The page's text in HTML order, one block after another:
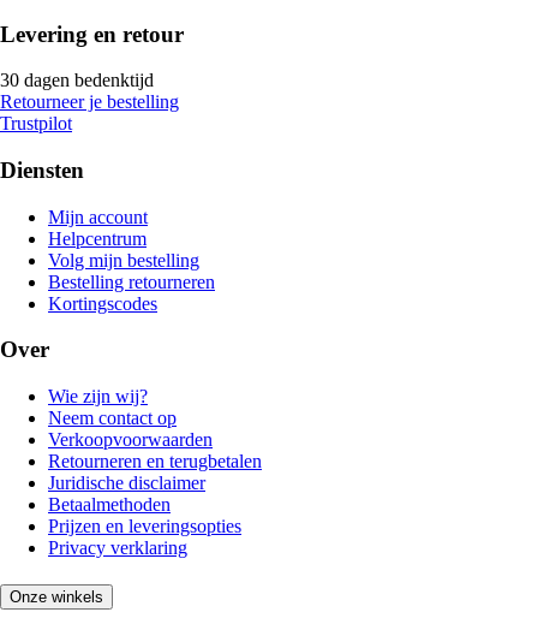
Levering en retour
30 dagen bedenktijd
Retourneer je bestelling
Trustpilot
Diensten
Mijn account
Helpcentrum
Volg mijn bestelling
Bestelling retourneren
Kortingscodes
Over
Wie zijn wij?
Neem contact op
Verkoopvoorwaarden
Retourneren en terugbetalen
Juridische disclaimer
Betaalmethoden
Prijzen en leveringsopties
Privacy verklaring
Onze winkels